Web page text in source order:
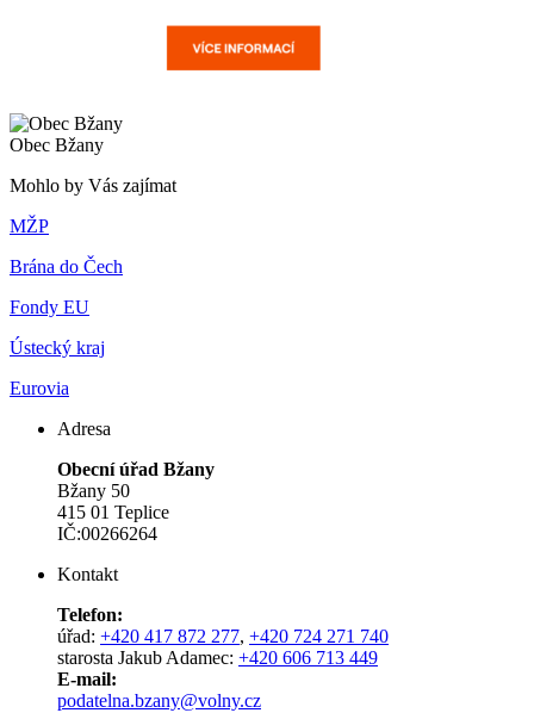
Obec Bžany
Mohlo by Vás zajímat
MŽP
Brána do Čech
Fondy EU
Ústecký kraj
Eurovia
Adresa
Obecní úřad Bžany
Bžany 50
415 01 Teplice
IČ:00266264
Kontakt
Telefon:
úřad: +420 417 872 277, +420 724 271 740
starosta Jakub Adamec: +420 606 713 449
E-mail:
podatelna.bzany@volny.cz